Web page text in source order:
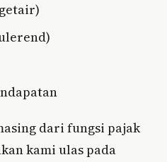
dari fungsi pajak
kami ulas pada